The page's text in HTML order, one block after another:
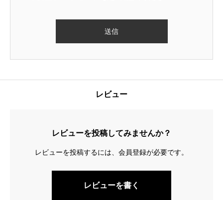
レビュー
レビューを投稿してみませんか？
レビューを投稿するには、会員登録が必要です。
レビューを書く